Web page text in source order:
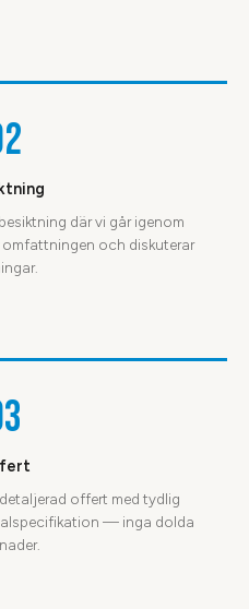
där vi går igenom
och diskuterar
offert med tydlig
— inga dolda